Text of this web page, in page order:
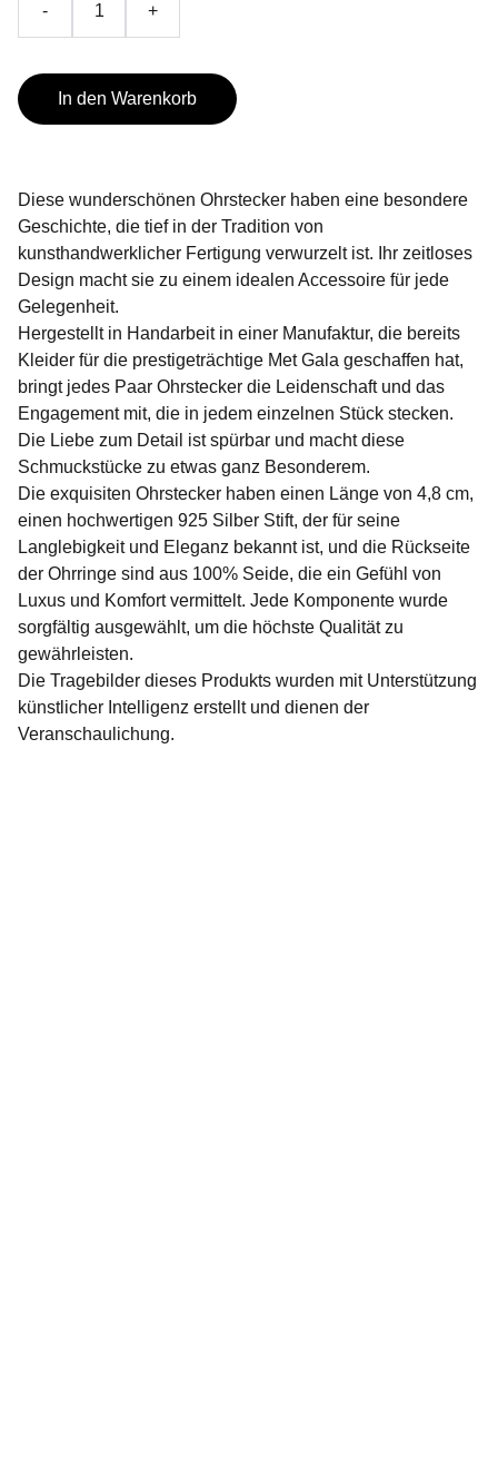
- +
In den Warenkorb
Diese wunderschönen Ohrstecker haben eine besondere
Geschichte, die tief in der Tradition von
kunsthandwerklicher Fertigung verwurzelt ist. Ihr zeitloses
Design macht sie zu einem idealen Accessoire für jede
Gelegenheit.
Hergestellt in Handarbeit in einer Manufaktur, die bereits
Kleider für die prestigeträchtige Met Gala geschaffen hat,
bringt jedes Paar Ohrstecker die Leidenschaft und das
Engagement mit, die in jedem einzelnen Stück stecken.
Die Liebe zum Detail ist spürbar und macht diese
Schmuckstücke zu etwas ganz Besonderem.
Die exquisiten Ohrstecker haben einen Länge von 4,8 cm,
einen hochwertigen 925 Silber Stift, der für seine
Langlebigkeit und Eleganz bekannt ist, und die Rückseite
der Ohrringe sind aus 100% Seide, die ein Gefühl von
Luxus und Komfort vermittelt. Jede Komponente wurde
sorgfältig ausgewählt, um die höchste Qualität zu
gewährleisten.
Die Tragebilder dieses Produkts wurden mit Unterstützung
künstlicher Intelligenz erstellt und dienen der
Veranschaulichung.